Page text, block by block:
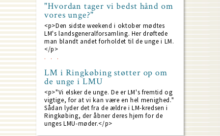
"Hvordan tager vi bedst hånd om
vores unge?"
<p>Den sidste weekend i oktober mødtes
LM's landsgeneralforsamling. Her drøftede
man blandt andet forholdet til de unge i LM.
</p>
LM i Ringkøbing støtter op om
de unge i LMU
<p>"Vi elsker de unge. De er LM's fremtid og
vigtige, for at vi kan være en hel menighed."
Sådan lyder det fra de ældre i LM-kredsen i
Ringkøbing, der åbner deres hjem for de
unges LMU-møder.</p>